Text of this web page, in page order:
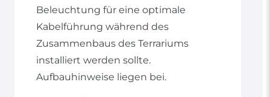
Beleuchtung für eine optimale
Kabelführung während des
Zusammenbaus des Terrariums
installiert werden sollte.
Aufbauhinweise liegen bei.